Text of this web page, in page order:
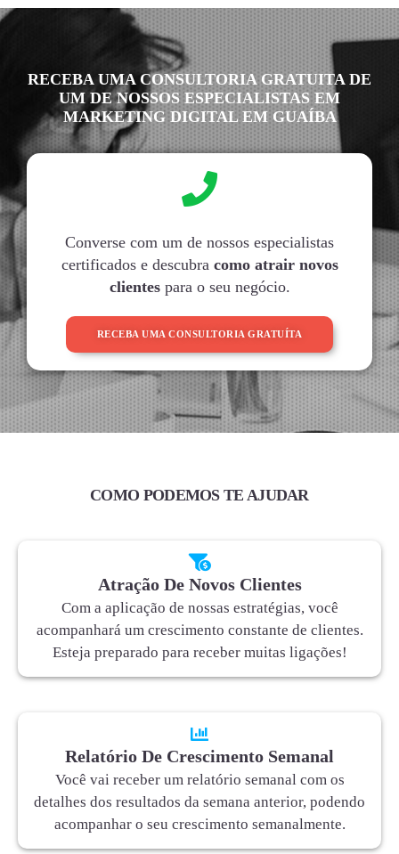
RECEBA UMA CONSULTORIA GRATUITA DE
UM DE NOSSOS ESPECIALISTAS EM
MARKETING DIGITAL EM GUAÍBA
Converse com um de nossos especialistas
certificados e descubra como atrair novos
clientespara o seu negócio.
RECEBA UMA CONSULTORIA GRATUÍTA
COMO PODEMOS TE AJUDAR
Atração De Novos Clientes
Com a aplicação de nossas estratégias, você
acompanhará um crescimento constante de clientes.
Esteja preparado para receber muitas ligações!
Relatório De Crescimento Semanal
Você vai receber um relatório semanal com os
detalhes dos resultados da semana anterior, podendo
acompanhar o seu crescimento semanalmente.